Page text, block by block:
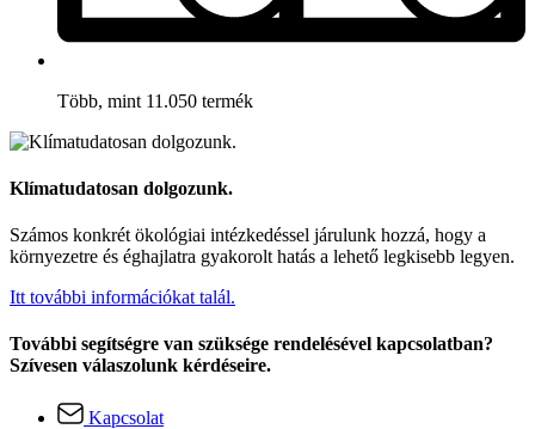
Több, mint 11.050 termék
Klímatudatosan dolgozunk.
Számos konkrét ökológiai intézkedéssel járulunk hozzá, hogy a
környezetre és éghajlatra gyakorolt hatás a lehető legkisebb legyen.
Itt további információkat talál.
További segítségre van szüksége rendelésével kapcsolatban?
Szívesen válaszolunk kérdéseire.
Kapcsolat